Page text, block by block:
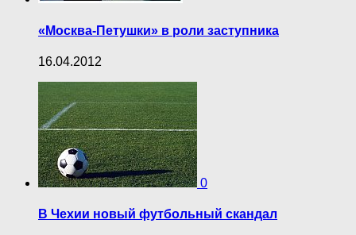
«Москва-Петушки» в роли заступника
16.04.2012
0
В Чехии новый футбольный скандал